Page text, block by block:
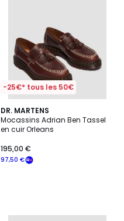
-25€* tous les 50€
DR. MARTENS
Mocassins Adrian Ben Tassel
en cuir Orleans
97,50 €
195,00 €